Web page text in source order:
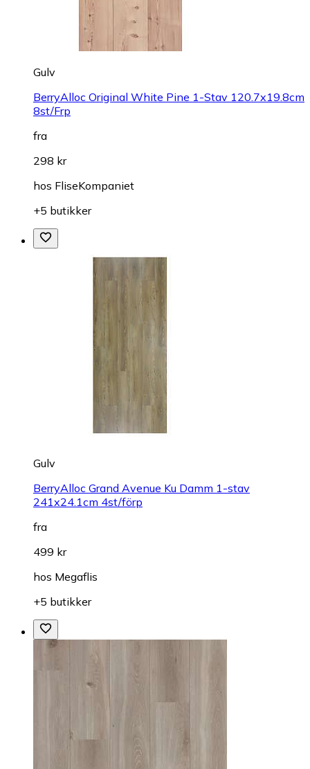
Gulv
BerryAlloc Original White Pine 1-Stav 120.7x19.8cm
8st/Frp
fra
298 kr
hos FliseKompaniet
+5 butikker
Gulv
BerryAlloc Grand Avenue Ku Damm 1-stav
241x24.1cm 4st/förp
fra
499 kr
hos Megaflis
+5 butikker